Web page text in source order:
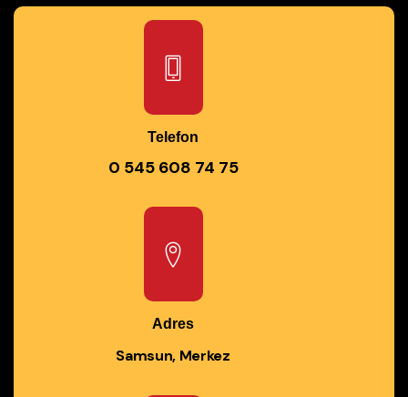
Telefon
0 545 608 74 75
Adres
Samsun, Merkez